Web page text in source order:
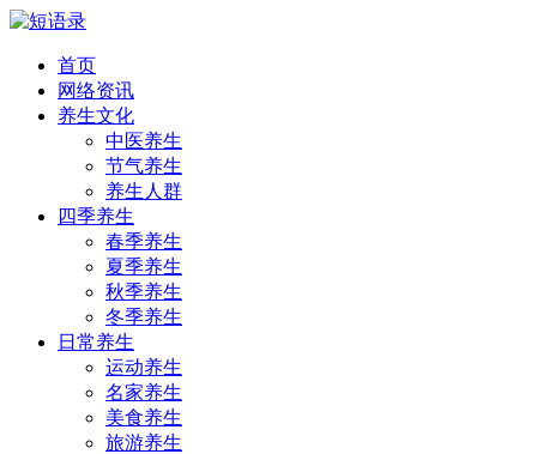
首页
网络资讯
养生文化
中医养生
节气养生
养生人群
四季养生
春季养生
夏季养生
秋季养生
冬季养生
日常养生
运动养生
名家养生
美食养生
旅游养生